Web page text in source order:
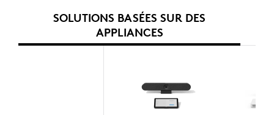
SOLUTIONS BASÉES SUR DES
APPLIANCES